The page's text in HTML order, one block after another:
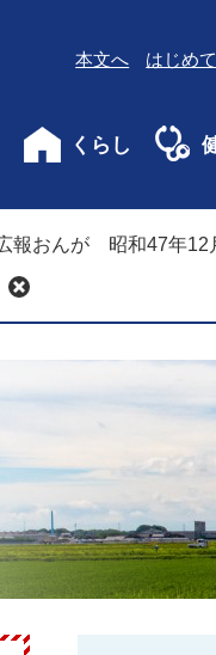
本文へ はじめ
くらし
報おんが 昭和47年12